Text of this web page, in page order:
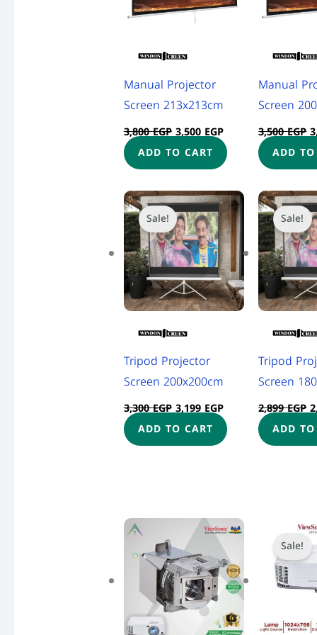
Manual Projector
Screen 213x213cm
3,800EGP3,500EGP
ADD TO CART
Manual
Screen
3,500EGP
ADD
Sale!
Tripod Projector
Screen 200x200cm
3,300EGP
Original
price
was:
3,300 EGP.
3,199EGP
Current
price
is:
3,199 EGP.
ADD TO CART
Sale!
Tripod
Screen
2,899EGP
ADD
Price
range:
through
4,300 EGP
This
product
has
multiple
variants.
The
Sale!